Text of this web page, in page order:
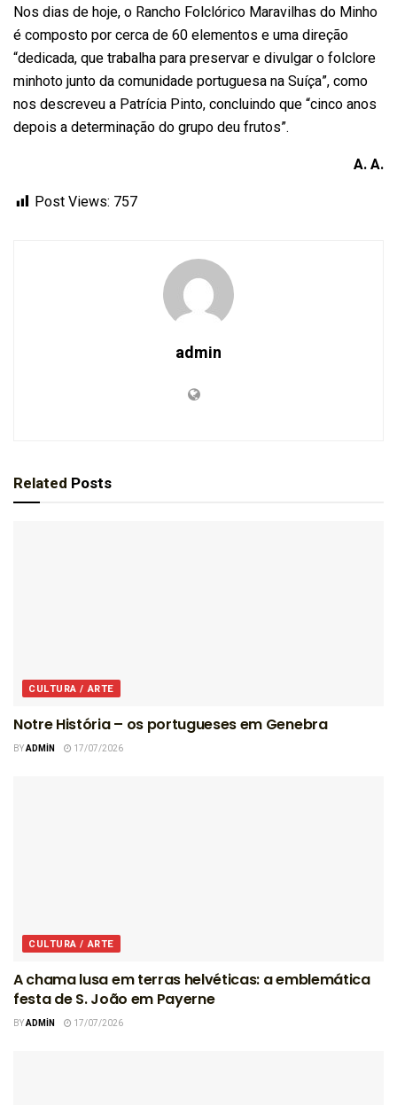
Nos dias de hoje, o Rancho Folclórico Maravilhas do Minho
é composto por cerca de 60 elementos e uma direção
“dedicada, que trabalha para preservar e divulgar o folclore
minhoto junto da comunidade portuguesa na Suíça”, como
nos descreveu a Patrícia Pinto, concluindo que “cinco anos
depois a determinação do grupo deu frutos”.
A. A.
Post Views: 757
admin
Related Posts
CULTURA / ARTE
Notre História – os portugueses em Genebra
BYADMIN 17/07/2026
CULTURA / ARTE
A chama lusa em terras helvéticas: a emblemática
festa de S. João em Payerne
BYADMIN 17/07/2026